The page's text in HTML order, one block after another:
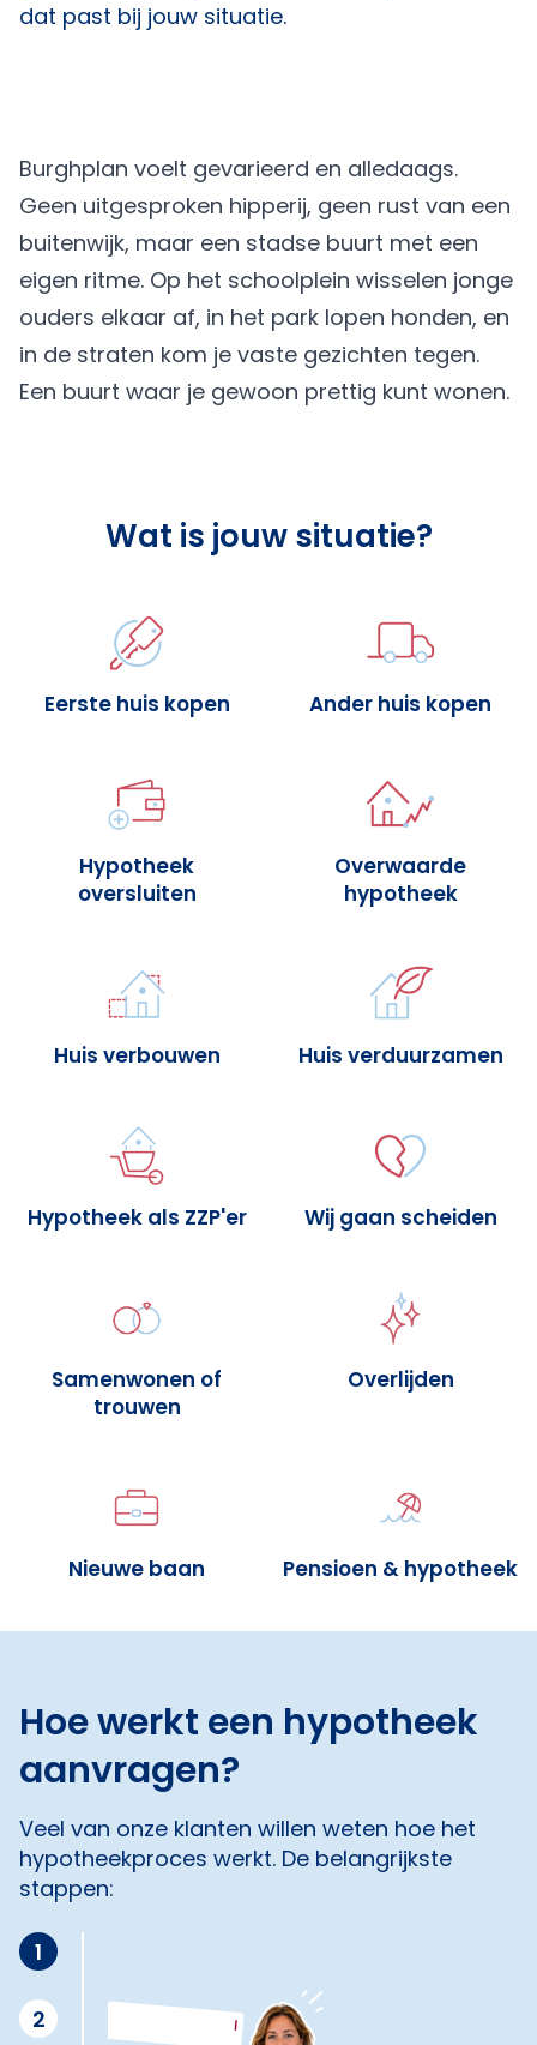
dat past bij jouw situatie.
Burghplan voelt gevarieerd en alledaags.
Geen uitgesproken hipperij, geen rust van een
buitenwijk, maar een stadse buurt met een
eigen ritme. Op het schoolplein wisselen jonge
ouders elkaar af, in het park lopen honden, en
in de straten kom je vaste gezichten tegen.
Een buurt waar je gewoon prettig kunt wonen.
Wat is jouw situatie?
Eerste huis kopen Ander huis kopen
Hypotheek
oversluiten
Overwaarde
hypotheek
Huis verbouwen Huis verduurzamen
Hypotheek als ZZP'er Wij gaan scheiden
Samenwonen of
trouwen
Overlijden
Nieuwe baan Pensioen & hypotheek
Hoe werkt een hypotheek
aanvragen?
Veel van onze klanten willen weten hoe het
hypotheekproces werkt. De belangrijkste
stappen:
1
2